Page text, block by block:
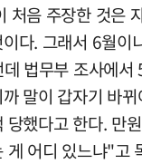
처음 주장한 것은
다. 그래서 6월이
법무부 조사에서
말이 갑자기 바
당했다고 한다. 만
게 어디 있느냐"고